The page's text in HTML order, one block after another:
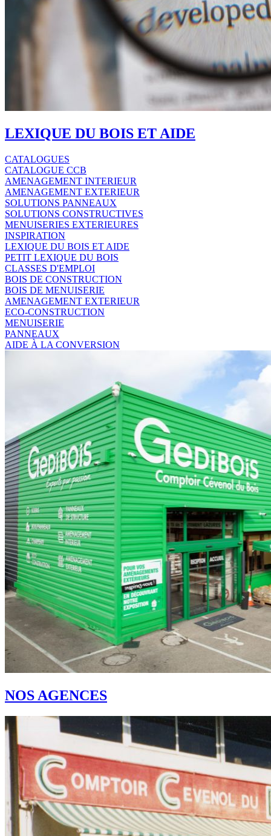
LEXIQUE DU BOIS ET AIDE
CATALOGUES
CATALOGUE CCB
AMENAGEMENT INTERIEUR
AMENAGEMENT EXTERIEUR
SOLUTIONS PANNEAUX
SOLUTIONS CONSTRUCTIVES
MENUISERIES EXTERIEURES
INSPIRATION
LEXIQUE DU BOIS ET AIDE
PETIT LEXIQUE DU BOIS
CLASSES D'EMPLOI
BOIS DE CONSTRUCTION
BOIS DE MENUISERIE
AMENAGEMENT EXTERIEUR
ECO-CONSTRUCTION
MENUISERIE
PANNEAUX
AIDE À LA CONVERSION
NOS AGENCES